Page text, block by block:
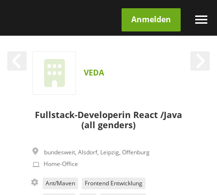
Anmelden
VEDA
Fullstack-Developerin React /Java
(all genders)
bundesweit,Alsdorf, Leipzig,Offenburg
Home-Office
Ant/Maven Frontend Entwicklung